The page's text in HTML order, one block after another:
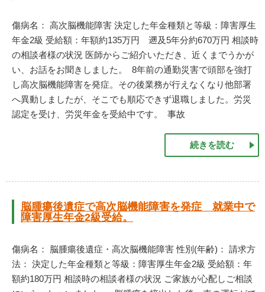
傷病名： 高次脳機能障害 決定した年金種類と等級：障害厚生
年金2級 受給額：年額約135万円 遡及5年分約670万円 相談時
の相談者様の状況 医師からご紹介いただき、近くまでうかが
い、お話をお聞きしました。 8年前の通勤災害で頭部を強打
し高次脳機能障害を発症。その後業務が行えなくなり他部署
へ異動しましたが、そこでも順応できず退職しました。労災
認定を受け、労災年金を受給中です。 事故
続きを読む
脳腫瘍後遺症で高次脳機能障害を発症 就業中で
障害厚生年金2級受給。
傷病名： 脳腫瘍後遺症・高次脳機能障害 性別(年齢)： 請求方
法： 決定した年金種類と等級：障害厚生年金2級 受給額：年
額約180万円 相談時の相談者様の状況 ご家族が心配しご相談